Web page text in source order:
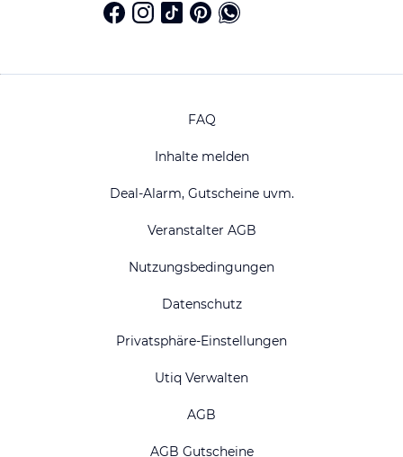
FAQ
Inhalte melden
Deal-Alarm, Gutscheine uvm.
Veranstalter AGB
Nutzungsbedingungen
Datenschutz
Privatsphäre-Einstellungen
Utiq Verwalten
AGB
AGB Gutscheine